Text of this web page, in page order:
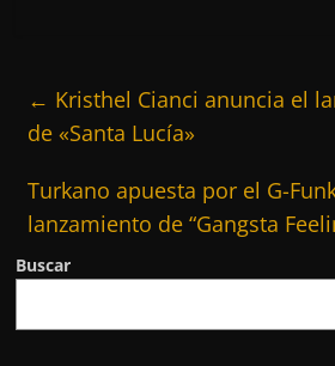
← Kristhel Cianci anuncia el
de «Santa Lucía»
Turkano apuesta por el G-
lanzamiento de “Gangsta
Buscar